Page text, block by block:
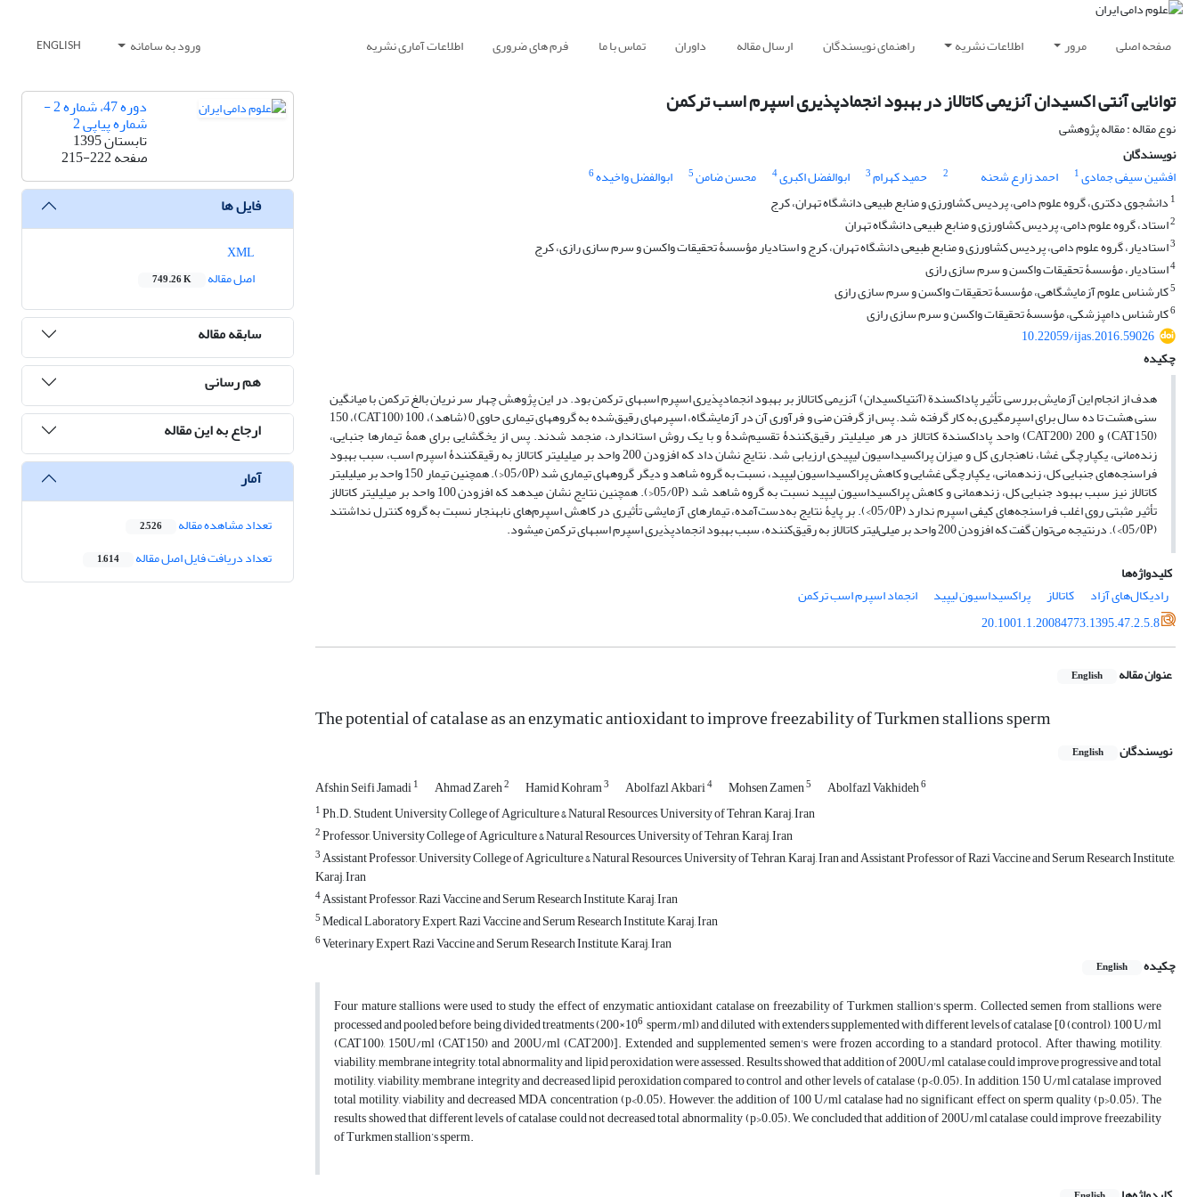
صفحه اصلی مرور اطلاعات نشریه راهنمای نویسندگان ارسال مقاله داوران تماس با ما فرم های ضروری اطلاعات آماری نشریه ورود به سامانه ENGLISH
توانایی آنتی اکسیدان آنزیمی کاتالاز در بهبود انجماد‌پذیری اسپرم اسب ترکمن
نوع مقاله : مقاله پژوهشی
نویسندگان
افشین سیفی جمادی1 احمد زارع شحنه 2 حمید کهرام3 ابوالفضل اکبری4 محسن ضامن5 ابوالفضل واخیده6
1 دانشجوی دکتری، گروه علوم دامی، پردیس کشاورزی و منابع طبیعی دانشگاه تهران، کرج
2استاد، گروه علوم دامی، پردیس کشاورزی و منابع طبیعی دانشگاه تهران
3استادیار، گروه علوم دامی، پردیس کشاورزی و منابع طبیعی دانشگاه تهران، کرج و استادیار مؤسسۀ تحقیقات واکسن و سرم سازی رازی، کرج
4استادیار، مؤسسۀ تحقیقات واکسن و سرم سازی رازی
5کارشناس علوم آزمایشگاهی، مؤسسۀ تحقیقات واکسن و سرم سازی رازی
6کارشناس دامپزشکی، مؤسسۀ تحقیقات واکسن و سرم سازی رازی
10.22059/ijas.2016.59026
چکیده
هدف از انجام این آزمایش بررسی تأثیر پاداکسندة (آنتی­اکسیدان) آنزیمی کاتالاز بر بهبود انجمادپذیری اسپرم اسب­های ترکمن بود. در این پژوهش چهار سر نریان بالغ ترکمن با میانگین
سنی هشت تا ده سال برای اسپرم­گیری به کار گرفته شد. پس از گرفتن منی و فرآوری آن در آزمایشگاه، اسپرم­های رقیق‌شده به گروه­های تیماری حاوی 0 (شاهد)، 100 (CAT100)، 150
(CAT150) و 200 (CAT200) واحد پاداکسندة کاتالاز در هر میلی­لیتر رقیق‌کنندۀ تقسیم‌شدۀ و با یک روش استاندارد، منجمد شدند. پس از یخ­گشایی برای همۀ تیمارها جنبایی،
زنده‌مانی، یکپارچگی غشا، ناهنجاری کل و میزان پراکسیداسیون لیپیدی ارزیابی شد. نتایج نشان داد که افزودن 200 واحد بر میلی­لیتر کاتالاز به رقیق­کنندۀ اسپرم اسب، سبب بهبود
فراسنجه‌های جنبایی کل، زنده­مانی، یکپارچگی غشایی و کاهش پراکسیداسیون لیپید، نسبت به گروه شاهد و دیگر گروه­های تیماری شد (05/0P<). همچنین تیمار 150 واحد بر میلی­لیتر
کاتالاز نیز سبب بهبود جنبایی کل، زنده­مانی و کاهش پراکسیداسیون لیپید نسبت به گروه شاهد شد (05/0P<). همچنین نتایج نشان می­دهد که افزودن 100 واحد بر میلی­لیتر کاتالاز
تأثیر مثبتی روی اغلب فراسنجه‌های کیفی اسپرم ندارد (05/0P>). بر پایۀ نتایج به‌دست‌آمده، تیمارهای آزمایشی تأثیری در کاهش اسپرم‌های نابهنجار نسبت به گروه کنترل نداشتند
(05/0P>). درنتیجه می‌توان گفت که افزودن 200 واحد بر میلی‌لیتر کاتالاز به رقیق‌کننده، سبب بهبود انجمادپذیری اسپرم اسب­های ترکمن می­شود.
کلیدواژه‌ها
رادیکال‌های آزاد
کاتالاز پراکسیداسیون لیپید
انجماد اسپرم اسب ترکمن
20.1001.1.20084773.1395.47.2.5.8
عنوان مقاله English
The potential of catalase as an enzymatic antioxidant to improve freezability of Turkmen stallions sperm
نویسندگان English
Afshin Seifi Jamadi1 Ahmad Zareh2 Hamid Kohram3 Abolfazl Akbari4 Mohsen Zamen5 Abolfazl Vakhideh6
1Ph.D. Student, University College of Agriculture & Natural Resources, University of Tehran, Karaj, Iran
2Professor, University College of Agriculture & Natural Resources, University of Tehran, Karaj, Iran
3Assistant Professor, University College of Agriculture & Natural Resources, University of Tehran, Karaj, Iran and Assistant Professor of Razi Vaccine and Serum Research Institute,
Karaj, Iran
4Assistant Professor, Razi Vaccine and Serum Research Institute, Karaj, Iran
5Medical Laboratory Expert, Razi Vaccine and Serum Research Institute, Karaj, Iran
6Veterinary Expert, Razi Vaccine and Serum Research Institute, Karaj, Iran
چکیده
English
Four mature stallions were used to study the effect of enzymatic antioxidant catalase on freezability of Turkmen stallion's sperm. Collected semen from stallions were
processed and pooled before being divided treatments (200×106 sperm/ml) and diluted with extenders supplemented with different levels of catalase [0 (control), 100 U/ml
(CAT100), 150U/ml (CAT150) and 200U/ml (CAT200)]. Extended and supplemented semen's were frozen according to a standard protocol. After thawing, motility,
viability, membrane integrity, total abnormality and lipid peroxidation were assessed. Results showed that addition of 200U/ml catalase could improve progressive and total
motility, viability, membrane integrity and decreased lipid peroxidation compared to control and other levels of catalase (p<0.05). In addition, 150 U/ml catalase improved
total motility, viability and decreased MDA concentration (p<0.05). However, the addition of 100 U/ml catalase had no significant effect on sperm quality (p>0.05). The
results showed that different levels of catalase could not decreased total abnormality (p>0.05). We concluded that addition of 200U/ml catalase could improve freezability
of Turkmen stallion’s sperm.
دوره 47، شماره 2 -
شماره پیاپی 2
تابستان 1395
صفحه215-222
فایل ها
اصل مقاله
749.26 K
سابقه مقاله
هم رسانی
ارجاع به این مقاله
آمار
تعداد مشاهده مقاله 2,526
تعداد دریافت فایل اصل مقاله 1,614